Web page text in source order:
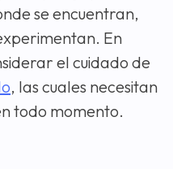
se encuentran,
En
el cuidado de
, las cuales necesitan
todo momento.